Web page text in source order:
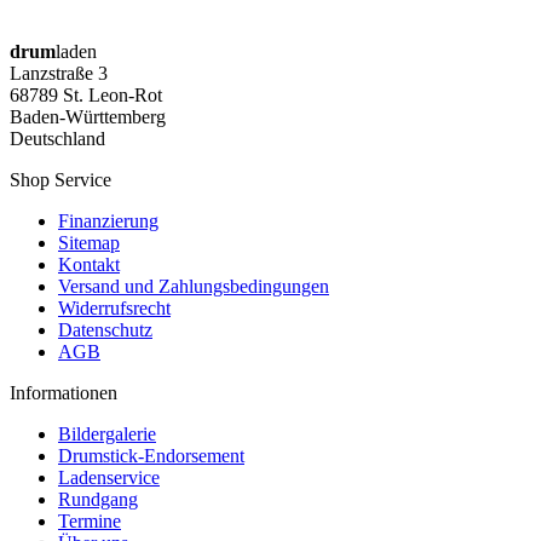
drumladen
Lanzstraße 3
68789 St. Leon-Rot
Baden-Württemberg
Deutschland
Shop Service
Finanzierung
Sitemap
Kontakt
Versand und Zahlungsbedingungen
Widerrufsrecht
Datenschutz
AGB
Informationen
Bildergalerie
Drumstick-Endorsement
Ladenservice
Rundgang
Termine